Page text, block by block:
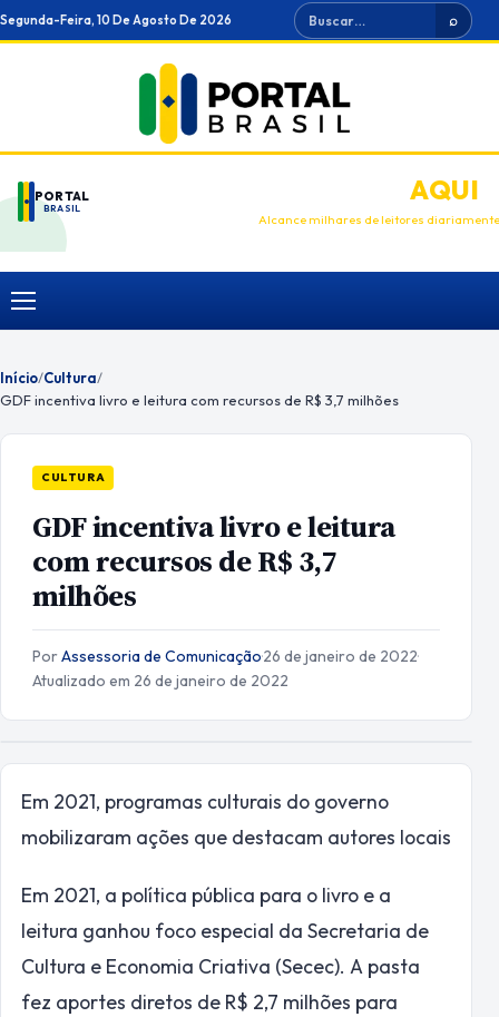
Ir
para
Segunda-Feira, 10 De Agosto De 2026 Buscar ⌕
PORTAL
BRASIL
ANUNCIEAQUI
Alcance milhares de leitores diariamente
Menu
Início/Cultura/
GDF incentiva livro e leitura com recursos de R$ 3,7 milhões
CULTURA
GDF incentiva livro e leitura
com recursos de R$ 3,7
milhões
PorAssessoria de Comunicação·26 de janeiro de 2022·
Atualizado em 26 de janeiro de 2022
Em 2021, programas culturais do governo
mobilizaram ações que destacam autores locais
Em 2021, a política pública para o livro e a
leitura ganhou foco especial da Secretaria de
Cultura e Economia Criativa (Secec). A pasta
fez aportes diretos de R$ 2,7 milhões para